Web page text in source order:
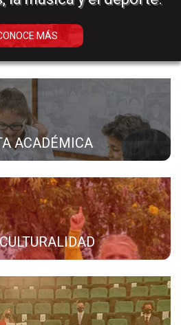
MÁS
ACADÉMICA